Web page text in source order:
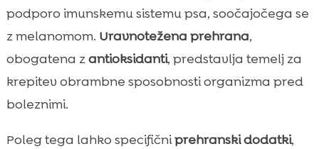
podporo imunskemu sistemu psa, soočajočega se
z melanomom. Uravnotežena prehrana,
obogatena zantioksidanti, predstavlja temelj za
krepitev obrambne sposobnosti organizma pred
boleznimi.
Poleg tega lahko specifičniprehranski dodatki,